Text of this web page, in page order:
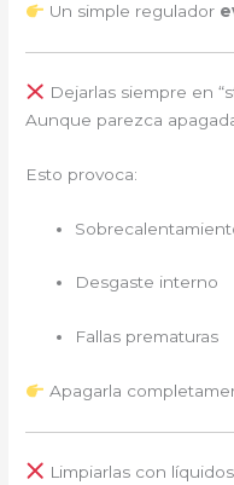
Un simple regulador
Dejarlas siempre en
Aunque parezca
Esto provoca:
Desgaste interno
Fallas prematuras
Apagarla
Limpiarlas con